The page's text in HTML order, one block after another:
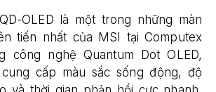
OLED là một trong những màn
tiến nhất của MSI tại Computex
công nghệ Quantum Dot OLED,
cấp màu sắc sống động, độ